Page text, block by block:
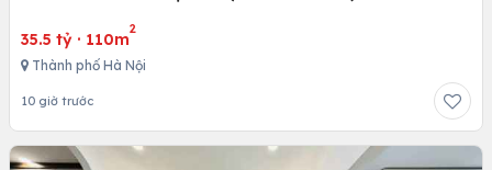
35.5 tỷ · 110m
2
Thành phố Hà Nội
10 giờ trước